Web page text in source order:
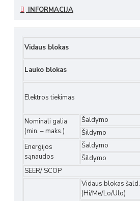
INFORMACIJA
Vidaus blokas
Lauko blokas
Elektros tiekimas
Nominali galia
(min. – maks.)
Šaldymo
Šildymo
Energijos
sąnaudos
Šaldymo
Šildymo
SEER/ SCOP
Vidaus blokas šald.
(Hi/Me/Lo/Ulo)